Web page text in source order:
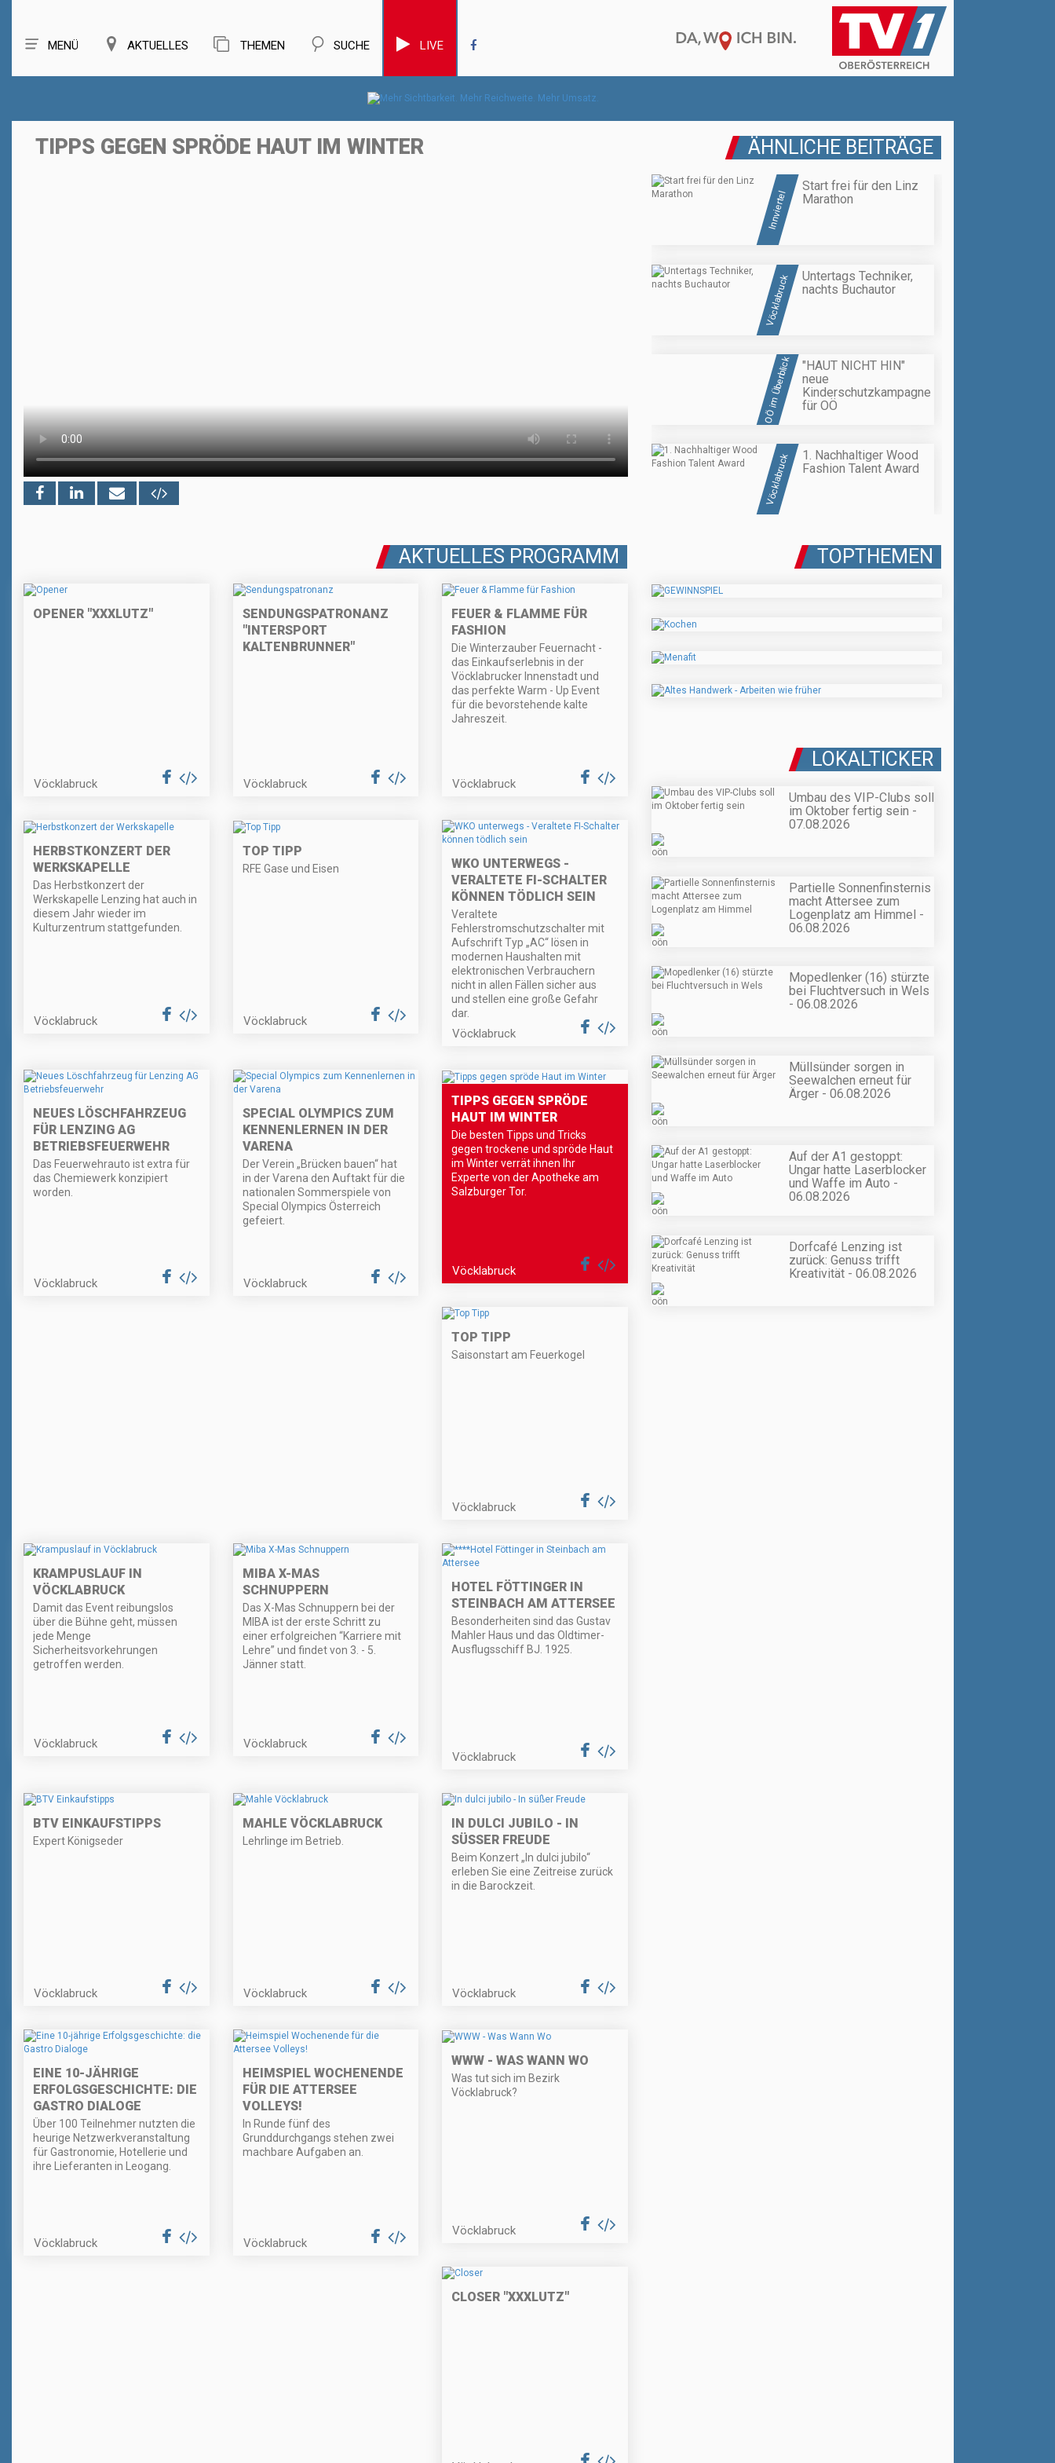
MENÜ AKTUELLES THEMEN SUCHE LIVE
TIPPS GEGEN SPRÖDE HAUT IM WINTER ÄHNLICHE BEITRÄGE
Innviertel
Start frei für den Linz
Marathon
Vöcklabruck
Untertags Techniker,
nachts Buchautor
OÖ im Überblick
"HAUT NICHT HIN"
neue
Kinderschutzkampagne
für OÖ
Vöcklabruck
1. Nachhaltiger Wood
Fashion Talent Award
AKTUELLES PROGRAMM
OPENER "XXXLUTZ"
Vöcklabruck
SENDUNGSPATRONANZ
"INTERSPORT
KALTENBRUNNER"
Vöcklabruck
FEUER & FLAMME FÜR
FASHION
Die Winterzauber Feuernacht -
das Einkaufserlebnis in der
Vöcklabrucker Innenstadt und
das perfekte Warm - Up Event
für die bevorstehende kalte
Jahreszeit.
Vöcklabruck
HERBSTKONZERT DER
WERKSKAPELLE
Das Herbstkonzert der
Werkskapelle Lenzing hat auch in
diesem Jahr wieder im
Kulturzentrum stattgefunden.
Vöcklabruck
TOP TIPP
RFE Gase und Eisen
Vöcklabruck
WKO UNTERWEGS -
VERALTETE FI-SCHALTER
KÖNNEN TÖDLICH SEIN
Veraltete
Fehlerstromschutzschalter mit
Aufschrift Typ „AC“ lösen in
modernen Haushalten mit
elektronischen Verbrauchern
nicht in allen Fällen sicher aus
und stellen eine große Gefahr
dar.
Vöcklabruck
NEUES LÖSCHFAHRZEUG
FÜR LENZING AG
BETRIEBSFEUERWEHR
Das Feuerwehrauto ist extra für
das Chemiewerk konzipiert
worden.
Vöcklabruck
SPECIAL OLYMPICS ZUM
KENNENLERNEN IN DER
VARENA
Der Verein „Brücken bauen“ hat
in der Varena den Auftakt für die
nationalen Sommerspiele von
Special Olympics Österreich
gefeiert.
Vöcklabruck
TIPPS GEGEN SPRÖDE
HAUT IM WINTER
Die besten Tipps und Tricks
gegen trockene und spröde Haut
im Winter verrät ihnen Ihr
Experte von der Apotheke am
Salzburger Tor.
Vöcklabruck
TOP TIPP
Saisonstart am Feuerkogel
Vöcklabruck
KRAMPUSLAUF IN
VÖCKLABRUCK
Damit das Event reibungslos
über die Bühne geht, müssen
jede Menge
Sicherheitsvorkehrungen
getroffen werden.
Vöcklabruck
MIBA X-MAS
SCHNUPPERN
Das X-Mas Schnuppern bei der
MIBA ist der erste Schritt zu
einer erfolgreichen “Karriere mit
Lehre” und findet von 3. - 5.
Jänner statt.
Vöcklabruck
HOTEL FÖTTINGER IN
STEINBACH AM ATTERSEE
Besonderheiten sind das Gustav
Mahler Haus und das Oldtimer-
Ausflugsschiff BJ. 1925.
Vöcklabruck
BTV EINKAUFSTIPPS
Expert Königseder
Vöcklabruck
MAHLE VÖCKLABRUCK
Lehrlinge im Betrieb.
Vöcklabruck
IN DULCI JUBILO - IN
SÜSSER FREUDE
Beim Konzert „In dulci jubilo“
erleben Sie eine Zeitreise zurück
in die Barockzeit.
Vöcklabruck
EINE 10-JÄHRIGE
ERFOLGSGESCHICHTE: DIE
GASTRO DIALOGE
Über 100 Teilnehmer nutzten die
heurige Netzwerkveranstaltung
für Gastronomie, Hotellerie und
ihre Lieferanten in Leogang.
Vöcklabruck
HEIMSPIEL WOCHENENDE
FÜR DIE ATTERSEE
VOLLEYS!
In Runde fünf des
Grunddurchgangs stehen zwei
machbare Aufgaben an.
Vöcklabruck
WWW - WAS WANN WO
Was tut sich im Bezirk
Vöcklabruck?
Vöcklabruck
CLOSER "XXXLUTZ"
TOPTHEMEN
LOKALTICKER
Umbau des VIP-Clubs soll
im Oktober fertig sein -
07.08.2026
Partielle Sonnenfinsternis
macht Attersee zum
Logenplatz am Himmel -
06.08.2026
Mopedlenker (16) stürzte
bei Fluchtversuch in Wels
- 06.08.2026
Müllsünder sorgen in
Seewalchen erneut für
Ärger - 06.08.2026
Auf der A1 gestoppt:
Ungar hatte Laserblocker
und Waffe im Auto -
06.08.2026
Dorfcafé Lenzing ist
zurück: Genuss trifft
Kreativität - 06.08.2026